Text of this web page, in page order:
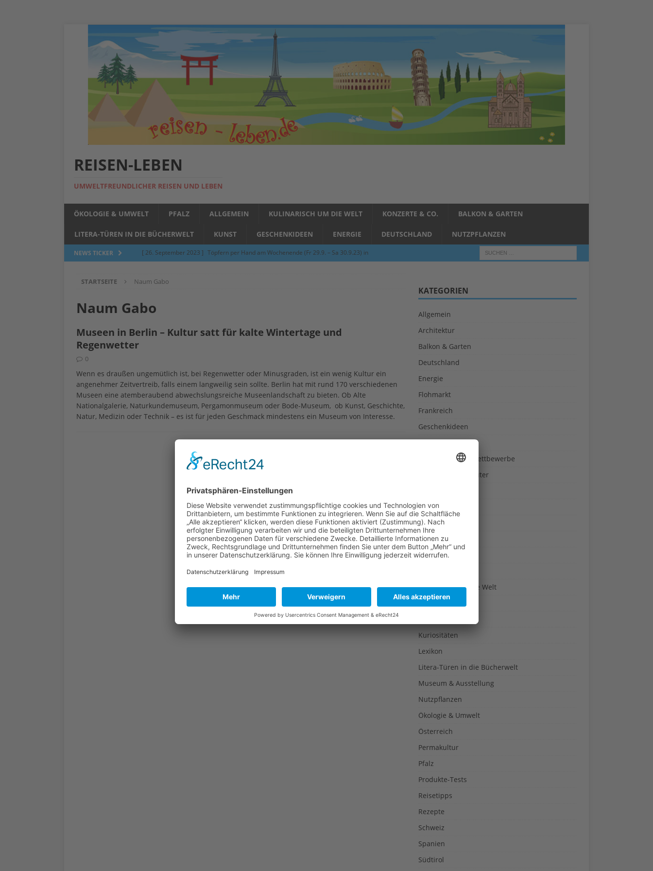
REISEN-LEBEN
UMWELTFREUNDLICHER REISEN UND LEBEN
ÖKOLOGIE & UMWELT PFALZ ALLGEMEIN KULINARISCH UM DIE WELT KONZERTE & CO. BALKON & GARTEN
LITERA-TÜREN IN DIE BÜCHERWELT KUNST GESCHENKIDEEN ENERGIE DEUTSCHLAND NUTZPFLANZEN
NEWS TICKER [ 26. September 2023 ] Töpfern per Hand am Wochenende (Fr 29.9. – Sa 30.9.23) in
[ 5. Juni 2023 ]
ALLGEMEIN
[ 24. März 2023 ] Töpfern per Hand am Abend in Limburgerhof
ALLGEMEIN
Jucken auf acht Beinen…
GESUNDHEIT
STARTSEITE Naum Gabo
Naum Gabo
Museen in Berlin – Kultur satt für kalte Wintertage und
Regenwetter
0
Wenn es draußen ungemütlich ist, bei Regenwetter oder Minusgraden, ist ein wenig Kultur ein
angenehmer Zeitvertreib, falls einem langweilig sein sollte. Berlin hat mit rund 170 verschiedenen
Museen eine atemberaubend abwechslungsreiche Museenlandschaft zu bieten. Ob Alte
Nationalgalerie, Naturkundemuseum, Pergamonmuseum oder Bode-Museum, ob Kunst, Geschichte,
Natur, Medizin oder Technik – es ist für jeden Geschmack mindestens ein Museum von Interesse.
KATEGORIEN
Allgemein
Architektur
Balkon & Garten
Deutschland
Energie
Flohmarkt
Frankreich
Geschenkideen
Gewinnspiele & Wettbewerbe
Gewürze und Kräuter
Hochwasser
Ideen-Reich
Italien
Japan
Kulinarisch um die Welt
Kultur
Kuriositäten
Lexikon
Litera-Türen in die Bücherwelt
Museum & Ausstellung
Nutzpflanzen
Ökologie & Umwelt
Österreich
Permakultur
Pfalz
Produkte-Tests
Reisetipps
Rezepte
Schweiz
Spanien
Südtirol